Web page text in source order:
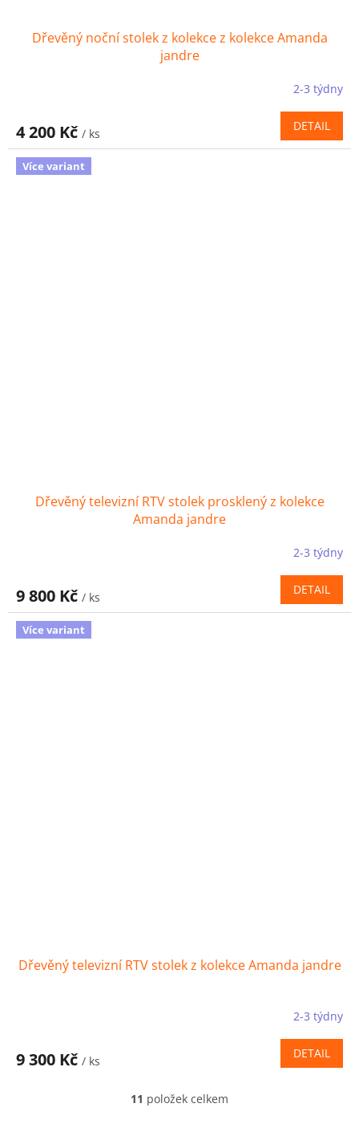
Dřevěný noční stolek z kolekce z kolekce Amanda
jandre
2-3 týdny
4 200 Kč / ks
DETAIL
Více variant
Dřevěný televizní RTV stolek prosklený z kolekce
Amanda jandre
2-3 týdny
9 800 Kč / ks
DETAIL
Více variant
Dřevěný televizní RTV stolek z kolekce Amanda jandre
2-3 týdny
9 300 Kč / ks
DETAIL
O
11 položek celkem